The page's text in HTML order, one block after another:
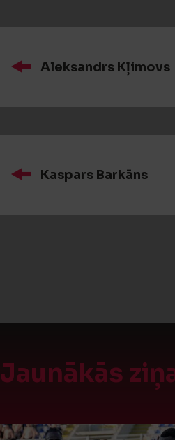
Aleksandrs Kļimovs
Kaspars Barkāns
Jaunākās